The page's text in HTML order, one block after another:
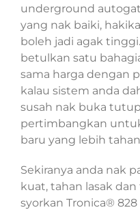
underground
yang nak baiki,
boleh jadi agak
betulkan satu
sama harga dengan
kalau sistem anda
susah nak buka
pertimbangkan
baru yang lebih
Sekiranya anda nak
kuat, tahan lasak
syorkan Tronica®